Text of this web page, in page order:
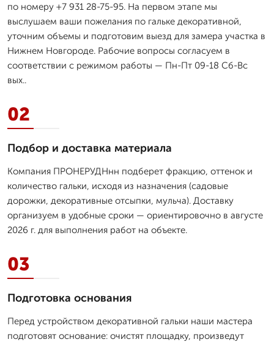
по номеру +7 931 28-75-95. На первом этапе мы
выслушаем ваши пожелания по гальке декоративной,
уточним объемы и подготовим выезд для замера участка в
Нижнем Новгороде. Рабочие вопросы согласуем в
соответствии с режимом работы — Пн-Пт 09-18 Сб-Вс
вых..
02
Подбор и доставка материала
Компания ПРОНЕРУДНнн подберет фракцию, оттенок и
количество гальки, исходя из назначения (садовые
дорожки, декоративные отсыпки, мульча). Доставку
организуем в удобные сроки — ориентировочно в августе
2026 г. для выполнения работ на объекте.
03
Подготовка основания
Перед устройством декоративной гальки наши мастера
подготовят основание: очистят площадку, произведут